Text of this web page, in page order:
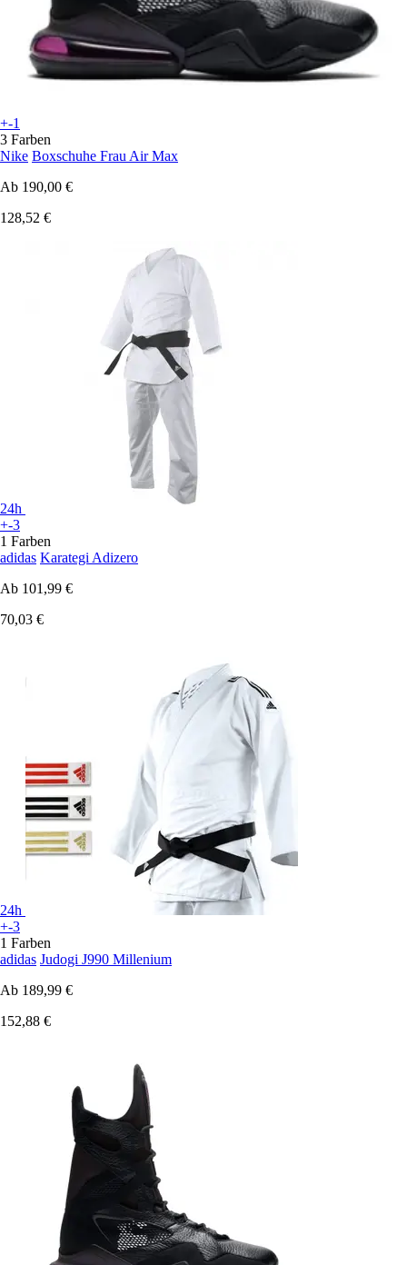
+-1
3 Farben
Nike Boxschuhe Frau Air Max
Ab 190,00 €
128,52 €
24h
+-3
1 Farben
adidas Karategi Adizero
Ab 101,99 €
70,03 €
24h
+-3
1 Farben
adidas Judogi J990 Millenium
Ab 189,99 €
152,88 €